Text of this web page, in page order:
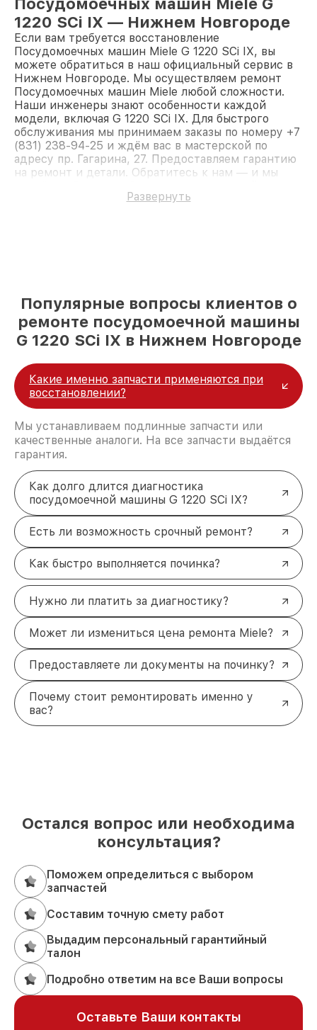
1220 SCi IX — Нижнем Новгороде
Если вам требуется восстановление
Посудомоечных машин Miele G 1220 SCi IX, вы
можете обратиться в наш официальный сервис в
Нижнем Новгороде. Мы осуществляем ремонт
Посудомоечных машин Miele любой сложности.
Наши инженеры знают особенности каждой
модели, включая G 1220 SCi IX. Для быстрого
обслуживания мы принимаем заказы по номеру +7
(831) 238-94-25 и ждём вас в мастерской по
адресу пр. Гагарина, 27. Предоставляем гарантию
на ремонт и детали. Обратитесь к нам — и мы
Развернуть
Популярные вопросы клиентов о
ремонте посудомоечной машины
G 1220 SCi IX в Нижнем Новгороде
Какие именно запчасти применяются при
восстановлении?
Мы устанавливаем подлинные запчасти или
качественные аналоги. На все запчасти выдаётся
гарантия.
Как долго длится диагностика
посудомоечной машины G 1220 SCi IX?
Есть ли возможность срочный ремонт?
Как быстро выполняется починка?
Нужно ли платить за диагностику?
Может ли измениться цена ремонта Miele?
Предоставляете ли документы на починку?
Почему стоит ремонтировать именно у
вас?
Остался вопрос или необходима
консультация?
Поможем определиться с выбором
запчастей
Составим точную смету работ
Выдадим персональный гарантийный
талон
Подробно ответим на все Ваши вопросы
Оставьте Ваши контакты